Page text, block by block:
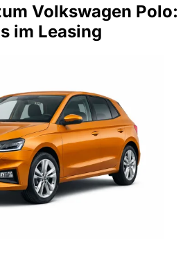
Volkswagen Polo:
im Leasing